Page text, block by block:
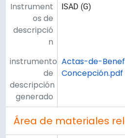
Instrument
os de
descripció
n
ISAD (G)
instrumento
de
descripción
generado
Actas-de-
Concepción.pdf
Área de materiales